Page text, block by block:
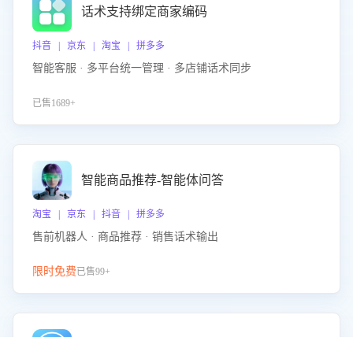
话术支持绑定商家编码
抖音 | 京东 | 淘宝 | 拼多多
智能客服 · 多平台统一管理 · 多店铺话术同步
已售1689+
智能商品推荐-智能体问答
淘宝 | 京东 | 抖音 | 拼多多
售前机器人 · 商品推荐 · 销售话术输出
限时免费已售99+